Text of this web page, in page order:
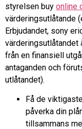
styrelsen buy online
värderingsutlåtande
Erbjudandet, sony
värderingsutlåtandet
från en finansiell
antaganden och
utlåtandet).
Få de
påverka din
tillsammans